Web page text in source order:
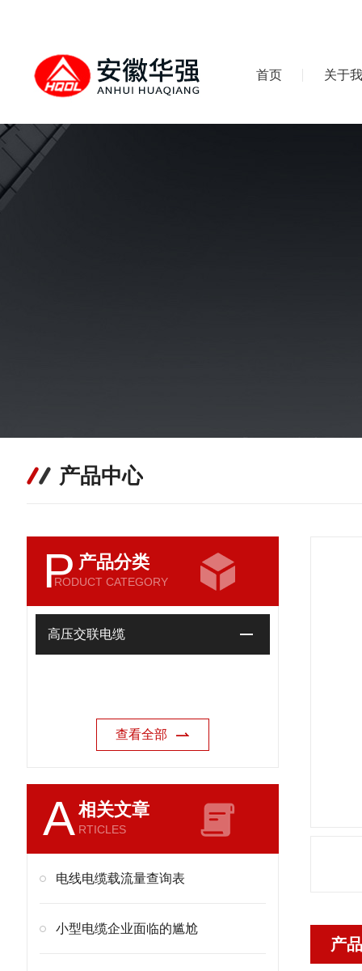
首页 关于
产品中心
P 产品分类
RODUCT CATEGORY
高压交联电缆
查看全部
A相关文章
RTICLES
电线电缆载流量查询表
小型电缆企业面临的尴尬
产